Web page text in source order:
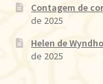
Contagem de
de 2025
Helen de
de 2025